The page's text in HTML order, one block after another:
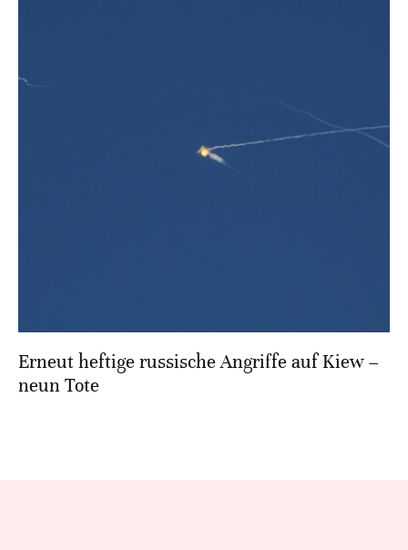
Erneut heftige russische Angriffe auf Kiew –
neun Tote